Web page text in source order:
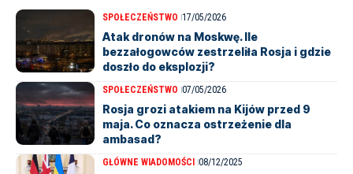
SPOŁECZEŃSTWO 17/05/2026
Atak dronów na Moskwę. Ile
bezzałogowców zestrzeliła Rosja i gdzie
doszło do eksplozji?
SPOŁECZEŃSTWO 07/05/2026
Rosja grozi atakiem na Kijów przed 9
maja. Co oznacza ostrzeżenie dla
ambasad?
GŁÓWNE WIADOMOŚCI 08/12/2025